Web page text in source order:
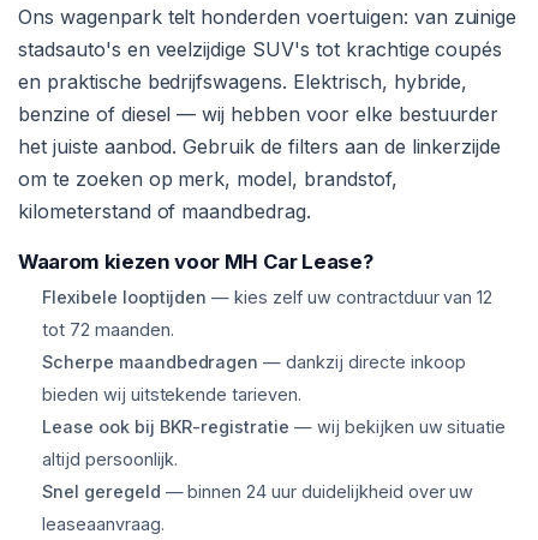
Ons wagenpark telt honderden voertuigen: van zuinige
stadsauto's en veelzijdige SUV's tot krachtige coupés
en praktische bedrijfswagens. Elektrisch, hybride,
benzine of diesel — wij hebben voor elke bestuurder
het juiste aanbod. Gebruik de filters aan de linkerzijde
om te zoeken op merk, model, brandstof,
kilometerstand of maandbedrag.
Waarom kiezen voor MH Car Lease?
Flexibele looptijden — kies zelf uw contractduur van 12
tot 72 maanden.
Scherpe maandbedragen — dankzij directe inkoop
bieden wij uitstekende tarieven.
Lease ook bij BKR-registratie — wij bekijken uw situatie
altijd persoonlijk.
Snel geregeld — binnen 24 uur duidelijkheid over uw
leaseaanvraag.